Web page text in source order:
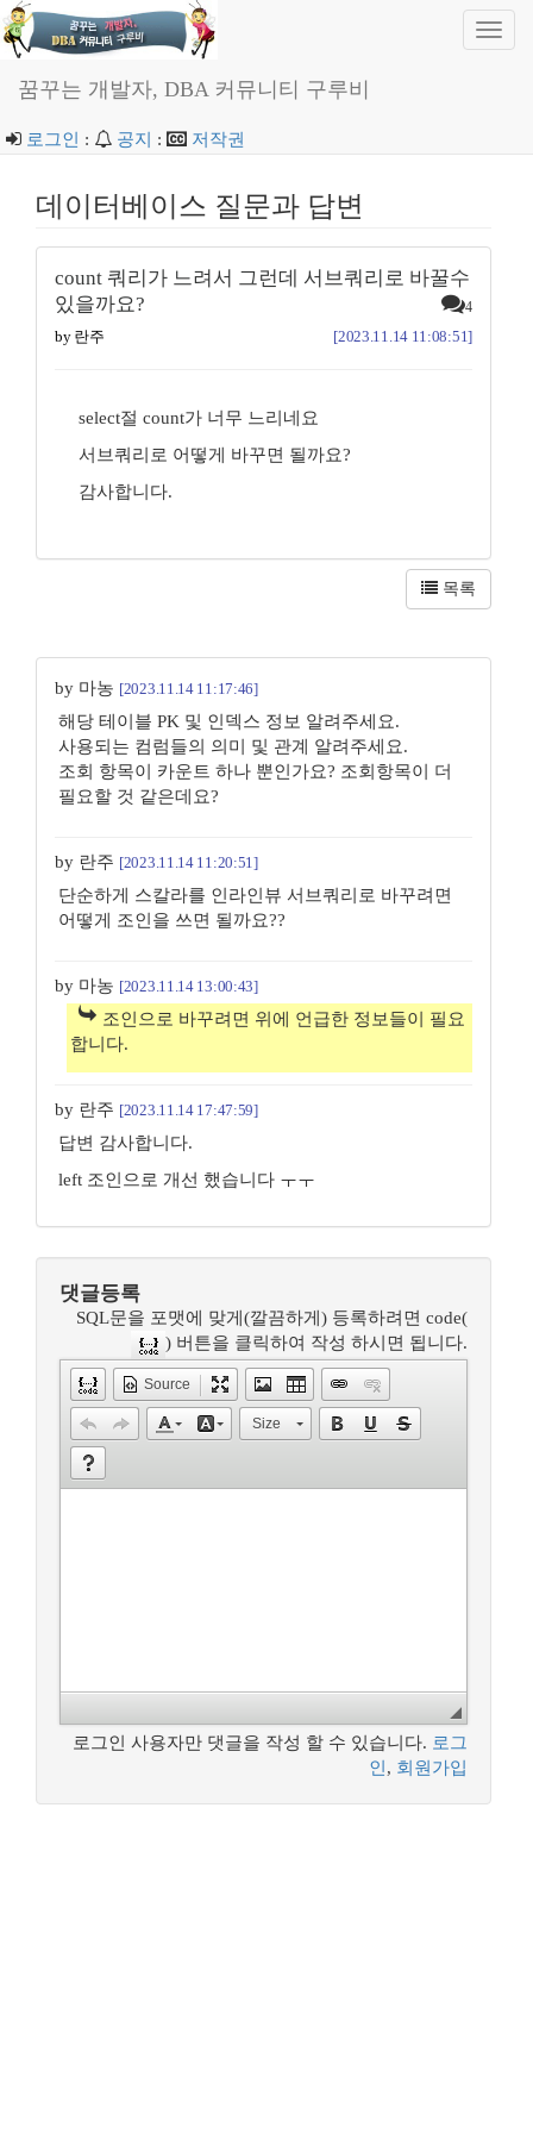
꿈꾸는 개발자, DBA 커뮤니티 구루비
로그인 : 공지 : 저작권
데이터베이스 질문과 답변
count 쿼리가 느려서 그런데 서브쿼리로 바꿀수
있을까요?
4
by 란주 [2023.11.14 11:08:51]
select절 count가 너무 느리네요
서브쿼리로 어떻게 바꾸면 될까요?
감사합니다.
목록
by 마농 [2023.11.14 11:17:46]
해당 테이블 PK 및 인덱스 정보 알려주세요.
사용되는 컴럼들의 의미 및 관계 알려주세요.
조회 항목이 카운트 하나 뿐인가요? 조회항목이 더
필요할 것 같은데요?
by 란주 [2023.11.14 11:20:51]
단순하게 스칼라를 인라인뷰 서브쿼리로 바꾸려면
어떻게 조인을 쓰면 될까요??
by 마농 [2023.11.14 13:00:43]
조인으로 바꾸려면 위에 언급한 정보들이 필요
합니다.
by 란주 [2023.11.14 17:47:59]
답변 감사합니다.
left 조인으로 개선 했습니다 ㅜㅜ
댓글등록
SQL문을 포맷에 맞게(깔끔하게) 등록하려면 code(
) 버튼을 클릭하여 작성 하시면 됩니다.
Source
Size
로그인 사용자만 댓글을 작성 할 수 있습니다. 로그
인 , 회원가입